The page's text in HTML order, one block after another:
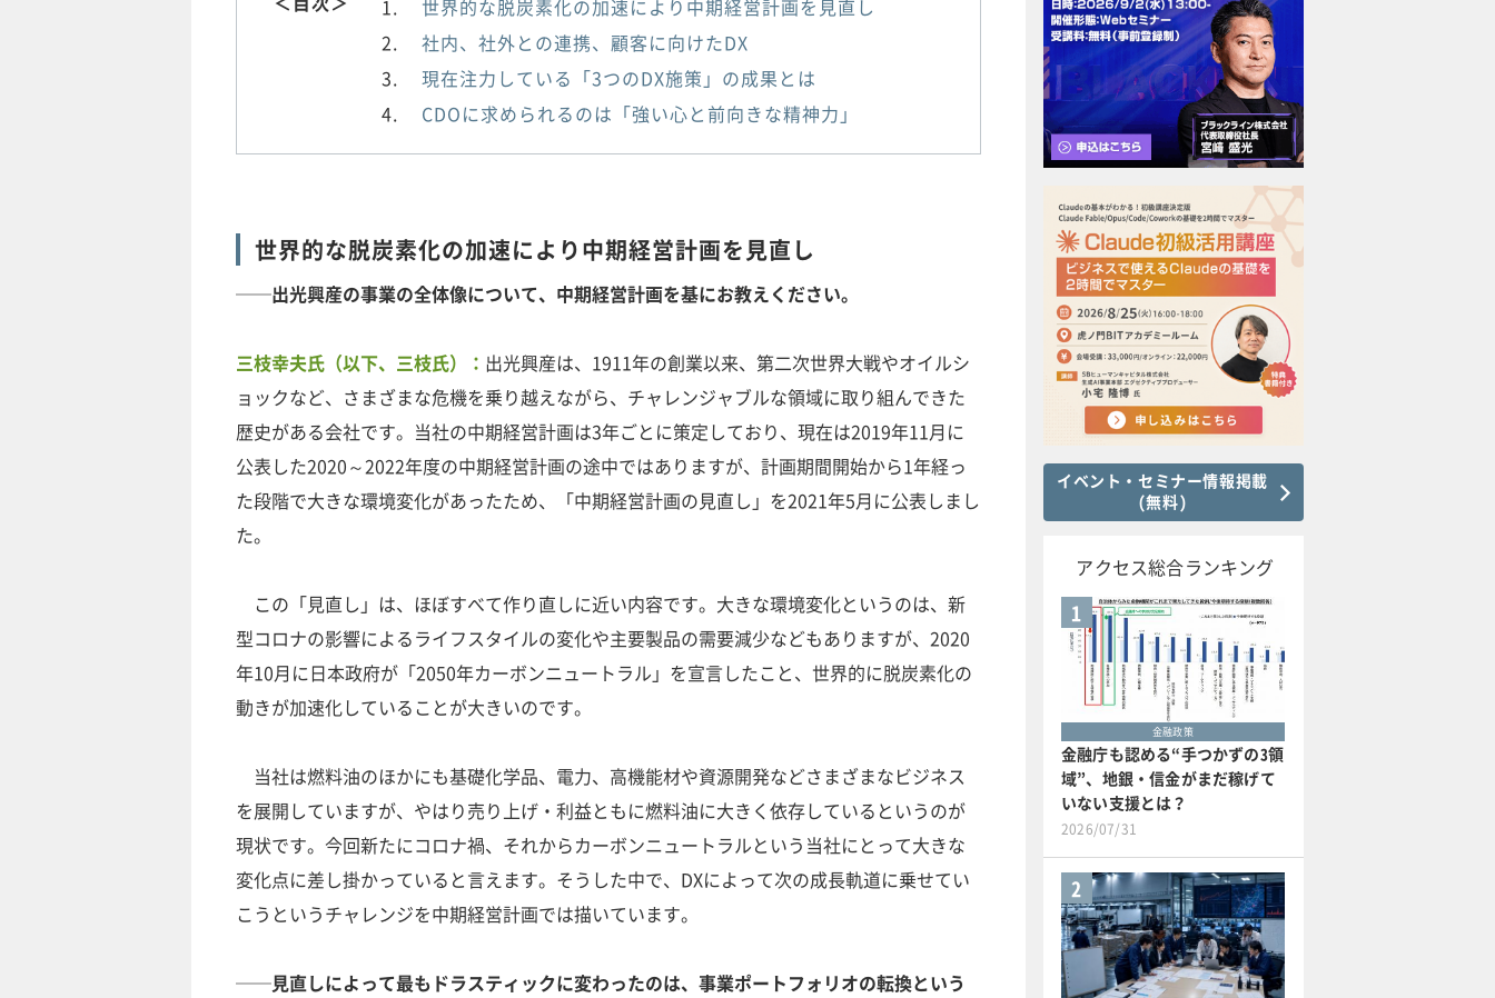
世界的な脱炭素化の加速により中期経営計画を見直し
社内、社外との連携、顧客に向けたDX
現在注力している「3つのDX施策」の成果とは
CDOに求められるのは「強い心と前向きな精神力」
世界的な脱炭素化の加速により中期経営計画を見直し
──出光興産の事業の全体像について、中期経営計画を基にお教えください。
三枝幸夫氏（以下、三枝氏）： 出光興産は、1911年の創業以来、第二次世界大戦やオイルシ
ョックなど、さまざまな危機を乗り越えながら、チャレンジャブルな領域に取り組んできた
歴史がある会社です。当社の中期経営計画は3年ごとに策定しており、現在は2019年11月に
公表した2020～2022年度の中期経営計画の途中ではありますが、計画期間開始から1年経っ
た段階で大きな環境変化があったため、「中期経営計画の見直し」を2021年5月に公表しまし
た。
この「見直し」は、ほぼすべて作り直しに近い内容です。大きな環境変化というのは、新
型コロナの影響によるライフスタイルの変化や主要製品の需要減少などもありますが、2020
年10月に日本政府が「2050年カーボンニュートラル」を宣言したこと、世界的に脱炭素化の
動きが加速化していることが大きいのです。
当社は燃料油のほかにも基礎化学品、電力、高機能材や資源開発などさまざまなビジネス
を展開していますが、やはり売り上げ・利益ともに燃料油に大きく依存しているというのが
現状です。今回新たにコロナ禍、それからカーボンニュートラルという当社にとって大きな
変化点に差し掛かっていると言えます。そうした中で、DXによって次の成長軌道に乗せてい
こうというチャレンジを中期経営計画では描いています。
──見直しによって最もドラスティックに変わったのは、事業ポートフォリオの転換という
イベント・セミナー情報掲載
(無料)
アクセス総合ランキング
1
金融政策
金融庁も認める“手つかずの3領
域”、地銀・信金がまだ稼げて
いない支援とは？
2026/07/31
2